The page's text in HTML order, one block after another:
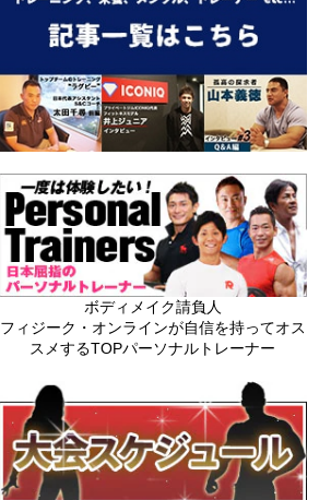
ボディメイク請負人
フィジーク・オンラインが自信を持ってオス
スメするTOPパーソナルトレーナー